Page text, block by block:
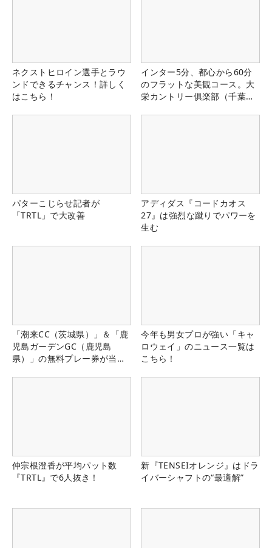
ネクストヒロイン選手とラウ
ンドできるチャンス！詳しく
はこちら！
インター5分、都心から60分
のフラットな美観コース。大
栄カントリー俱楽部（千葉
パターこじらせ記者が
「TRTL」で大改善
アディダス『コードカオス
27』は強烈な蹴りでパワーを
生む
「潮来CC（茨城県）」＆「鹿
児島ガーデンGC（鹿児島
県）」の無料プレー券が当た
今年も男女プロが強い「キャ
ロウェイ」のニュース一覧は
こちら！
仲宗根澄香が平均パット数
『TRTL』で6人抜き！
新『TENSEIオレンジ』はドラ
イバーシャフトの“最適解”